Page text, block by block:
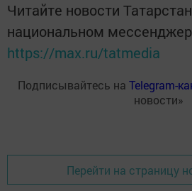
Читайте новости
национальном
https://max.ru/tatmedia
Подписывайтесь на Telegram-
новости»
Перейти на страницу